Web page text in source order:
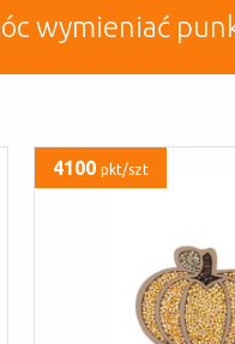
wymieniać
4100pkt/szt